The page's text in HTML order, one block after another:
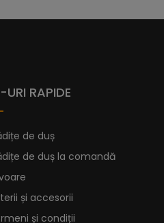
URI RAPIDE
de duș
de duș la comandă
și accesorii
și condiții